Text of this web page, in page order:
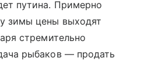
путина. Примерно
зимы цены выходят
стремительно
рыбаков — продать